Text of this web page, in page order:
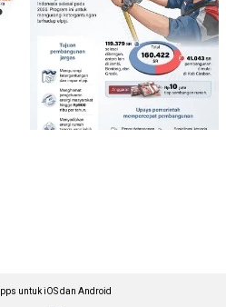
untuk iOS dan Android